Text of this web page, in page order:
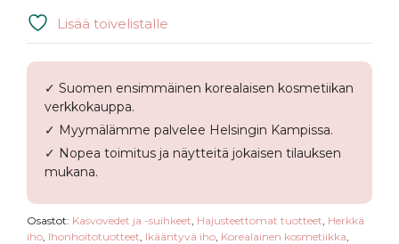
Pink
Mini
määrä
Lisää toivelistalle
✓ Suomen ensimmäinen korealaisen kosmetiikan
verkkokauppa.
✓ Myymälämme palvelee Helsingin Kampissa.
✓ Nopea toimitus ja näytteitä jokaisen tilauksen
mukana.
Osastot: Kasvovedet ja -suihkeet Hajusteettomat tuotteet Herkkä
iho Ihonhoitotuotteet Ikääntyvä iho Korealainen kosmetiikka